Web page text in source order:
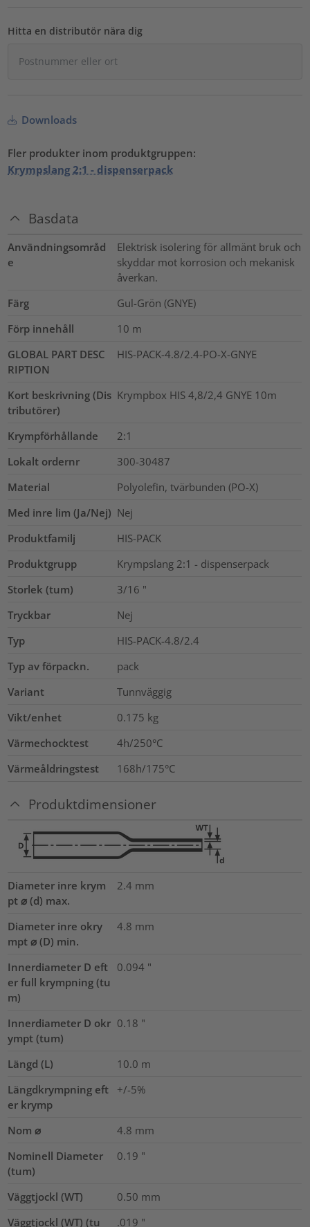
Hitta en distributör nära dig
Downloads
Fler produkter inom produktgruppen:
Krympslang 2:1 - dispenserpack
Basdata
Användningsområd
e
Elektrisk isolering för allmänt bruk och
skyddar mot korrosion och mekanisk
åverkan.
Färg
Gul-Grön (GNYE)
Förp innehåll
10 m
GLOBAL PART DESC
RIPTION
HIS-PACK-4.8/2.4-PO-X-GNYE
Kort beskrivning (Dis
tributörer)
Krympbox HIS 4,8/2,4 GNYE 10m
Krympförhållande
2:1
Lokalt ordernr
300-30487
Material
Polyolefin, tvärbunden (PO-X)
Med inre lim (Ja/Nej) Nej
Produktfamilj
HIS-PACK
Produktgrupp
Krympslang 2:1 - dispenserpack
Storlek (tum)
3/16 "
Tryckbar
Nej
Typ
HIS-PACK-4.8/2.4
Typ av förpackn.
pack
Variant
Tunnväggig
Vikt/enhet
0.175 kg
Värmechocktest
4h/250°C
Värmeåldringstest
168h/175°C
Produktdimensioner
Diameter inre krym
pt ⌀ (d) max.
2.4 mm
Diameter inre okry
mpt ⌀ (D) min.
4.8 mm
Innerdiameter D eft
er full krympning (tu
m)
0.094 "
Innerdiameter D okr
ympt (tum)
0.18 "
Längd (L) 10.0 m
Längdkrympning eft
er krymp
+/-5%
Nom ⌀ 4.8 mm
Nominell Diameter
(tum)
0.19 "
Väggtjockl (WT) 0.50 mm
Väggtjockl (WT) (tu
.019 "